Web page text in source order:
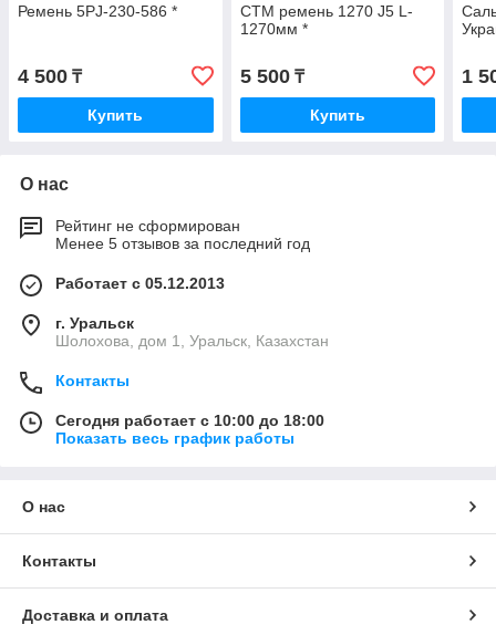
Ремень 5PJ-230-586 *
4 500 ₸
Купить
СТМ ремень 1270 J5 L-
1270мм *
5 500₸
Купить
1
О нас
Рейтинг не сформирован
Менее 5 отзывов за последний год
Работает с 05.12.2013
г. Уральск
Шолохова, дом 1, Уральск, Казахстан
Контакты
Сегодня работает с 10:00 до 18:00
Показать весь график работы
О нас
Контакты
Доставка и оплата